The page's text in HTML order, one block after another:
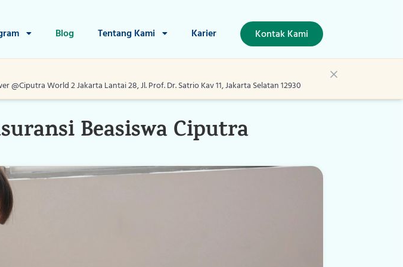
Blog Tentang Kami Karier Kontak Kami
World 2 Jakarta Lantai 28, Jl. Prof. Dr. Satrio Kav 11, Jakarta Selatan 12930
02 Sep 2025
Beasiswa Ciputra